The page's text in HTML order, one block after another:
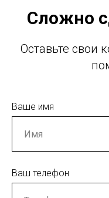
Сложно
Оставьте свои
Ваше имя
Ваш телефон